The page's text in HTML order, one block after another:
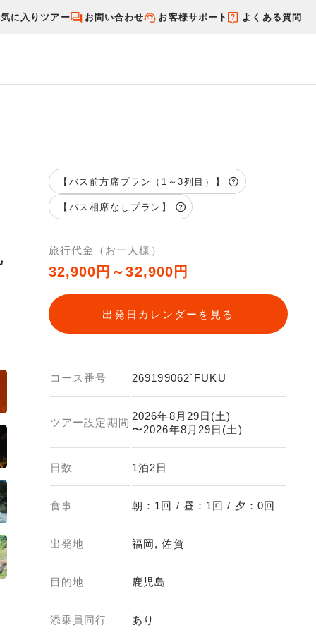
に入りツアー お問い合わせ お客様サポート よくある質問
【バス前方席プラン（1～3列目）】
【バス相席なしプラン】
旅行代金（お一人様）
32,900円～32,900円
出発日カレンダーを見る
コース番号 269199062`FUKU
ツアー設定期間
2026年8月29日(土)
〜2026年8月29日(土)
日数 1泊2日
食事 朝：1回 / 昼：1回 / 夕：0回
出発地 福岡, 佐賀
目的地 鹿児島
添乗員同行 あり